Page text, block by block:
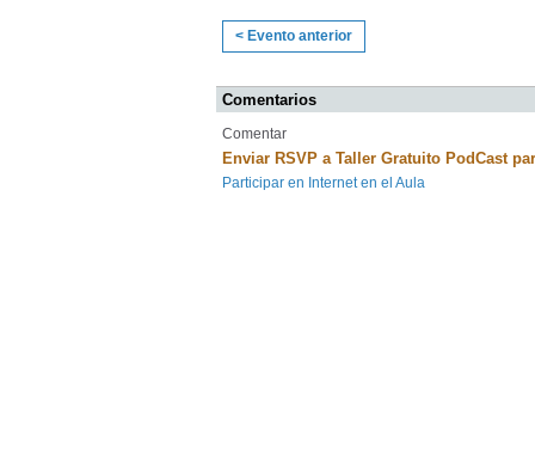
< Evento anterior
Comentarios
Comentar
Enviar RSVP a Taller Gratuito PodCast
Participar en Internet en el Aula